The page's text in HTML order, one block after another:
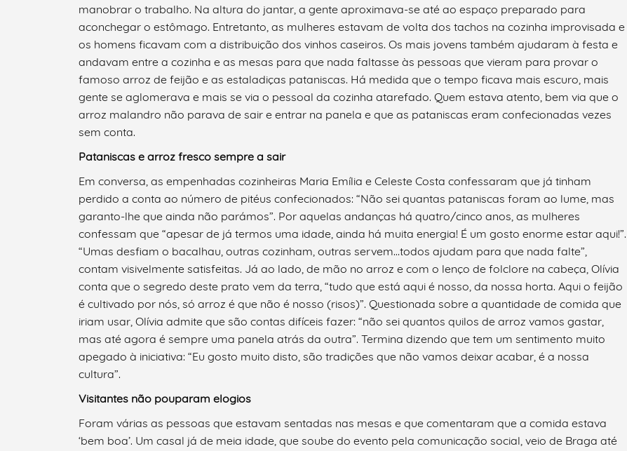
Termo de Pesquisa
Categorias gerais
manobrar o trabalho. Na altura do jantar, a gente aproximava-se até ao espaço preparado para
aconchegar o estômago. Entretanto, as mulheres estavam de volta dos tachos na cozinha improvisada e
os homens ficavam com a distribuição dos vinhos caseiros. Os mais jovens também ajudaram à festa e
andavam entre a cozinha e as mesas para que nada faltasse às pessoas que vieram para provar o
famoso arroz de feijão e as estaladiças pataniscas. Há medida que o tempo ficava mais escuro, mais
gente se aglomerava e mais se via o pessoal da cozinha atarefado. Quem estava atento, bem via que o
arroz malandro não parava de sair e entrar na panela e que as pataniscas eram confecionadas vezes
sem conta.
Pataniscas e arroz fresco sempre a sair
Em conversa, as empenhadas cozinheiras Maria Emília e Celeste Costa confessaram que já tinham
perdido a conta ao número de pitéus confecionados: “Não sei quantas pataniscas foram ao lume, mas
garanto-lhe que ainda não parámos”. Por aquelas andanças há quatro/cinco anos, as mulheres
confessam que “apesar de já termos uma idade, ainda há muita energia! É um gosto enorme estar aqui!”.
“Umas desfiam o bacalhau, outras cozinham, outras servem…todos ajudam para que nada falte”,
contam visivelmente satisfeitas. Já ao lado, de mão no arroz e com o lenço de folclore na cabeça, Olívia
conta que o segredo deste prato vem da terra, “tudo que está aqui é nosso, da nossa horta. Aqui o feijão
é cultivado por nós, só arroz é que não é nosso (risos)”. Questionada sobre a quantidade de comida que
iriam usar, Olívia admite que são contas difíceis fazer: “não sei quantos quilos de arroz vamos gastar,
mas até agora é sempre uma panela atrás da outra”. Termina dizendo que tem um sentimento muito
apegado à iniciativa: “Eu gosto muito disto, são tradições que não vamos deixar acabar, é a nossa
cultura”.
Visitantes não pouparam elogios
Foram várias as pessoas que estavam sentadas nas mesas e que comentaram que a comida estava
‘bem boa’. Um casal já de meia idade, que soube do evento pela comunicação social, veio de Braga até